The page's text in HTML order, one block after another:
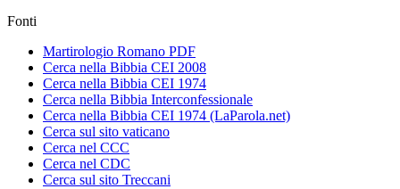
Fonti
Martirologio Romano PDF
Cerca nella Bibbia CEI 2008
Cerca nella Bibbia CEI 1974
Cerca nella Bibbia Interconfessionale
Cerca nella Bibbia CEI 1974 (LaParola.net)
Cerca sul sito vaticano
Cerca nel CCC
Cerca nel CDC
Cerca sul sito Treccani